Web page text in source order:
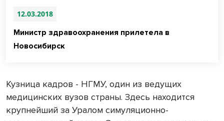
12.03.2018
Министр здравоохранения прилетела в
Новосибирск
Кузница кадров - НГМУ, один из ведущих
медицинских вузов страны. Здесь находится
крупнейший за Уралом симуляционно-